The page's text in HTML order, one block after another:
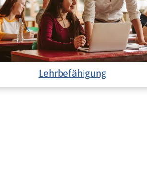
Lehrbefähigung